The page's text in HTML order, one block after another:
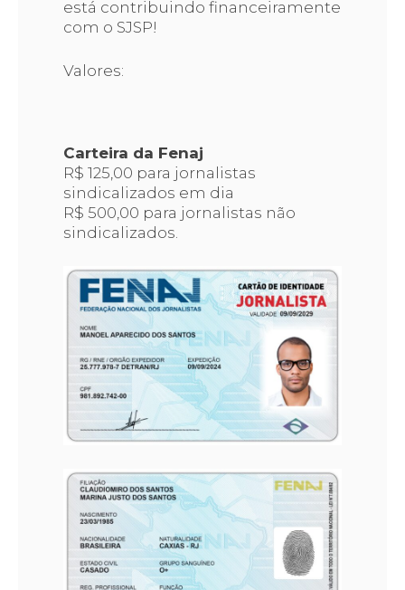
está contribuindo financeiramente
com o SJSP!
Valores:
Carteira da Fenaj
R$ 125,00 para jornalistas
sindicalizados em dia
R$ 500,00 para jornalistas não
sindicalizados.